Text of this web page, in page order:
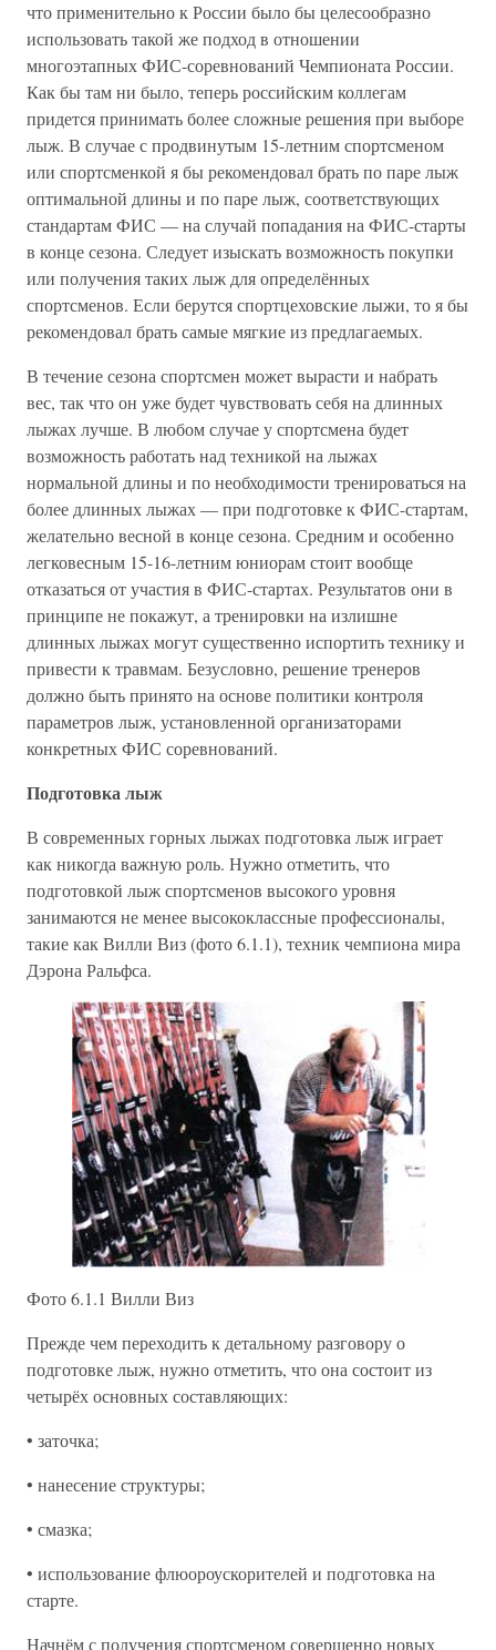
что применительно к России было бы целесообразно
использовать такой же подход в отношении
многоэтапных ФИС-соревнований Чемпионата России.
Как бы там ни было, теперь российским коллегам
придется принимать более сложные решения при выборе
лыж. В случае с продвинутым 15-летним спортсменом
или спортсменкой я бы рекомендовал брать по паре лыж
оптимальной длины и по паре лыж, соответствующих
стандартам ФИС — на случай попадания на ФИС-старты
в конце сезона. Следует изыскать возможность покупки
или получения таких лыж для определённых
спортсменов. Если берутся спортцеховские лыжи, то я бы
рекомендовал брать самые мягкие из предлагаемых.
В течение сезона спортсмен может вырасти и набрать
вес, так что он уже будет чувствовать себя на длинных
лыжах лучше. В любом случае у спортсмена будет
возможность работать над техникой на лыжах
нормальной длины и по необходимости тренироваться на
более длинных лыжах — при подготовке к ФИС-стартам,
желательно весной в конце сезона. Средним и особенно
легковесным 15-16-летним юниорам стоит вообще
отказаться от участия в ФИС-стартах. Результатов они в
принципе не покажут, а тренировки на излишне
длинных лыжах могут существенно испортить технику и
привести к травмам. Безусловно, решение тренеров
должно быть принято на основе политики контроля
параметров лыж, установленной организаторами
конкретных ФИС соревнований.
Подготовка лыж
В современных горных лыжах подготовка лыж играет
как никогда важную роль. Нужно отметить, что
подготовкой лыж спортсменов высокого уровня
занимаются не менее высококлассные профессионалы,
такие как Вилли Виз (фото 6.1.1), техник чемпиона мира
Дэрона Ральфса.
Фото 6.1.1 Вилли Виз
Прежде чем переходить к детальному разговору о
подготовке лыж, нужно отметить, что она состоит из
четырёх основных составляющих:
• заточка;
• нанесение структуры;
• смазка;
• использование флюороускорителей и подготовка на
старте.
Начнём с получения спортсменом совершенно новых